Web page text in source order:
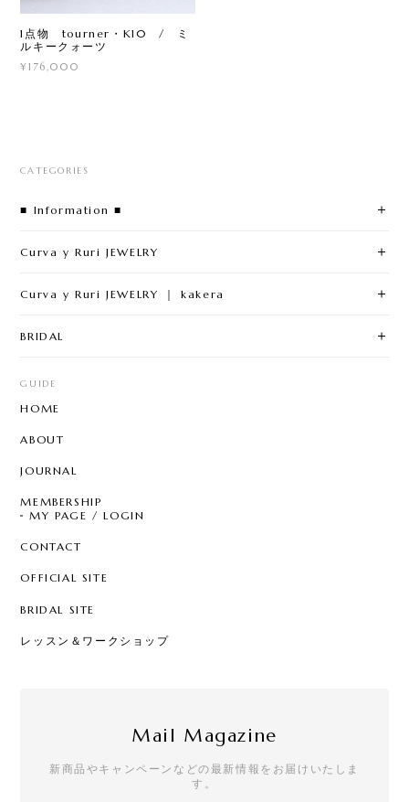
1点物 tourner・K10 / ミ
ルキークォーツ
¥176,000
CATEGORIES
■ Information ■
Curva y Ruri JEWELRY
Curva y Ruri JEWELRY ｜ kakera
BRIDAL
GUIDE
HOME
ABOUT
JOURNAL
MEMBERSHIP
MY PAGE / LOGIN
CONTACT
OFFICIAL SITE
BRIDAL SITE
レッスン＆ワークショップ
Mail Magazine
新商品やキャンペーンなどの最新情報をお届けいたしま
す。